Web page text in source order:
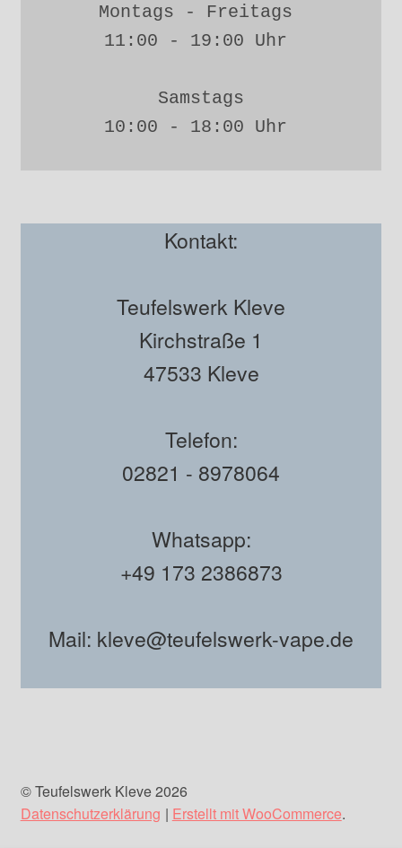
Montags - Freitags
11:00 - 19:00 Uhr
Samstags
10:00 - 18:00 Uhr
Kontakt:
Teufelswerk Kleve
Kirchstraße 1
47533 Kleve
Telefon:
02821 - 8978064
Whatsapp:
+49 173 2386873
Mail: kleve@teufelswerk-vape.de
© Teufelswerk Kleve 2026
Datenschutzerklärung
Erstellt mit WooCommerce.